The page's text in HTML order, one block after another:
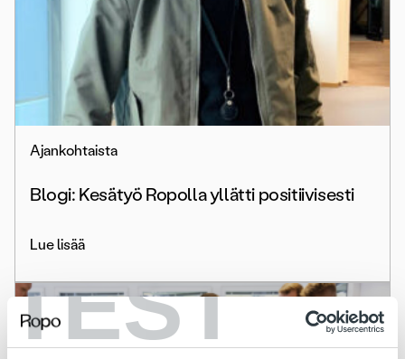
TEST
Ajankohtaista
Blogi: Kesätyö Ropolla yllätti positiivisesti
Lue lisää